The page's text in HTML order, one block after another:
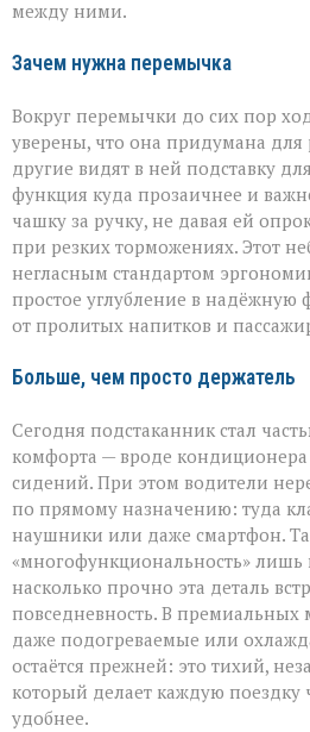
между ними.
Зачем нужна перемычка
Вокруг перемычки до сих пор
уверены, что она придумана для
другие видят в ней подставку
функция куда прозаичнее и
чашку за ручку, не давая ей
при резких торможениях. Этот
негласным стандартом
простое углубление в надёжную
от пролитых напитков и
Больше, чем просто держатель
Сегодня подстаканник стал
комфорта — вроде
сидений. При этом водители
по прямому назначению: туда
наушники или даже смартфон.
«многофункциональность» лишь
насколько прочно эта деталь
повседневность. В премиальных
даже подогреваемые или
остаётся прежней: это тихий,
который делает каждую поездку
удобнее.